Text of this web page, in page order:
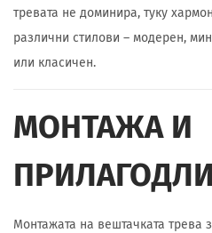
тревата не доминира, туку
различни стилови – модерен,
или класичен.
МОНТАЖА И
Монтажата на вештачката трева